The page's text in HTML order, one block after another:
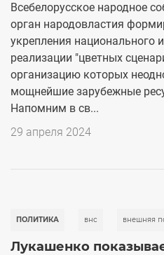
Всебелорусское народное
орган народовластия
укрепления национального
реализации "цветных
организацию которых
мощнейшие зарубежные
Напомним в св...
29 апреля 2024
ПОЛИТИКА внс внешняя
Лукашенко